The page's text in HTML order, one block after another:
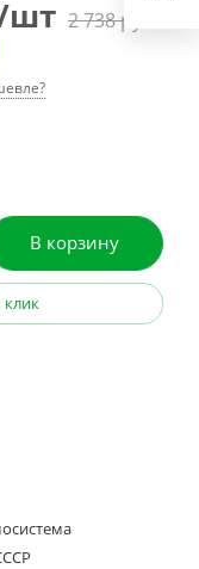
шт 2 738руб.
В корзину
клик